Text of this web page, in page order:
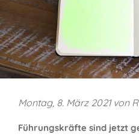
Montag, 8. März 2021 von
Führungskräfte sind jetzt